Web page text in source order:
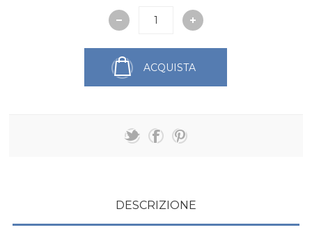
ACQUISTA
DESCRIZIONE